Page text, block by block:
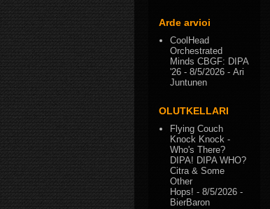
Arde arvioi
CoolHead
Orchestrated
Minds CBGF: DIPA
'26 - 8/5/2026 - Ari
Juntunen
OLUTKELLARI
Flying Couch
Knock Knock -
Who's There?
DIPA! DIPA WHO?
Citra & Some
Other
Hops! - 8/5/2026 -
BierBaron